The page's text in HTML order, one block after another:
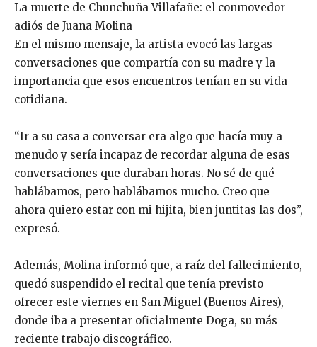
La muerte de Chunchuña Villafañe: el conmovedor
adiós de Juana Molina
En el mismo mensaje, la artista evocó las largas
conversaciones que compartía con su madre y la
importancia que esos encuentros tenían en su vida
cotidiana.
“Ir a su casa a conversar era algo que hacía muy a
menudo y sería incapaz de recordar alguna de esas
conversaciones que duraban horas. No sé de qué
hablábamos, pero hablábamos mucho. Creo que
ahora quiero estar con mi hijita, bien juntitas las dos”,
expresó.
Además, Molina informó que, a raíz del fallecimiento,
quedó suspendido el recital que tenía previsto
ofrecer este viernes en San Miguel (Buenos Aires),
donde iba a presentar oficialmente Doga, su más
reciente trabajo discográfico.